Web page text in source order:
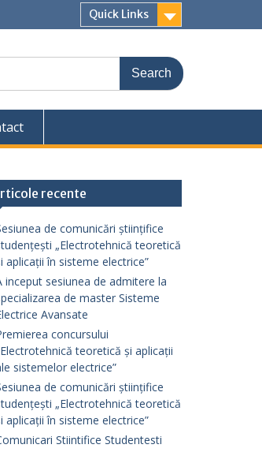
Quick Links
recente
de comunicări științifice
„Electrotehnică teoretică
aplicații în sisteme electrice”
inceput sesiunea de admitere la
de master Sisteme
Avansate
concursului
teoretică și aplicații
sistemelor electrice”
de comunicări științifice
„Electrotehnică teoretică
aplicații în sisteme electrice”
Stiintifice Studentesti